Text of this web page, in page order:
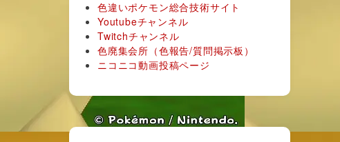
色違いポケモン総合技術サイト
Youtubeチャンネル
Twitchチャンネル
色廃集会所（色報告/質問掲示板）
ニコニコ動画投稿ページ